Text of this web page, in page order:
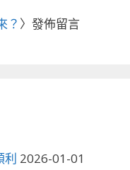
？ 〉發佈留言
利 2026-01-01